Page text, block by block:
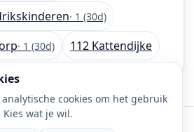
· 1 (30d)
· 1 (30d) 112 Kattendijke
• 112 meldingen is onderdeel
cookies om het gebruik
wat je wil.